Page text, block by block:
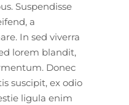
Suspendisse
a
In sed viverra
lorem blandit,
Donec
suscipit, ex odio
ligula enim